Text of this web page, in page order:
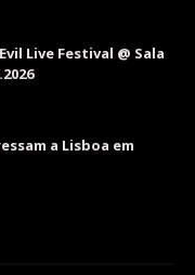
Live Festival @ Sala
a Lisboa em